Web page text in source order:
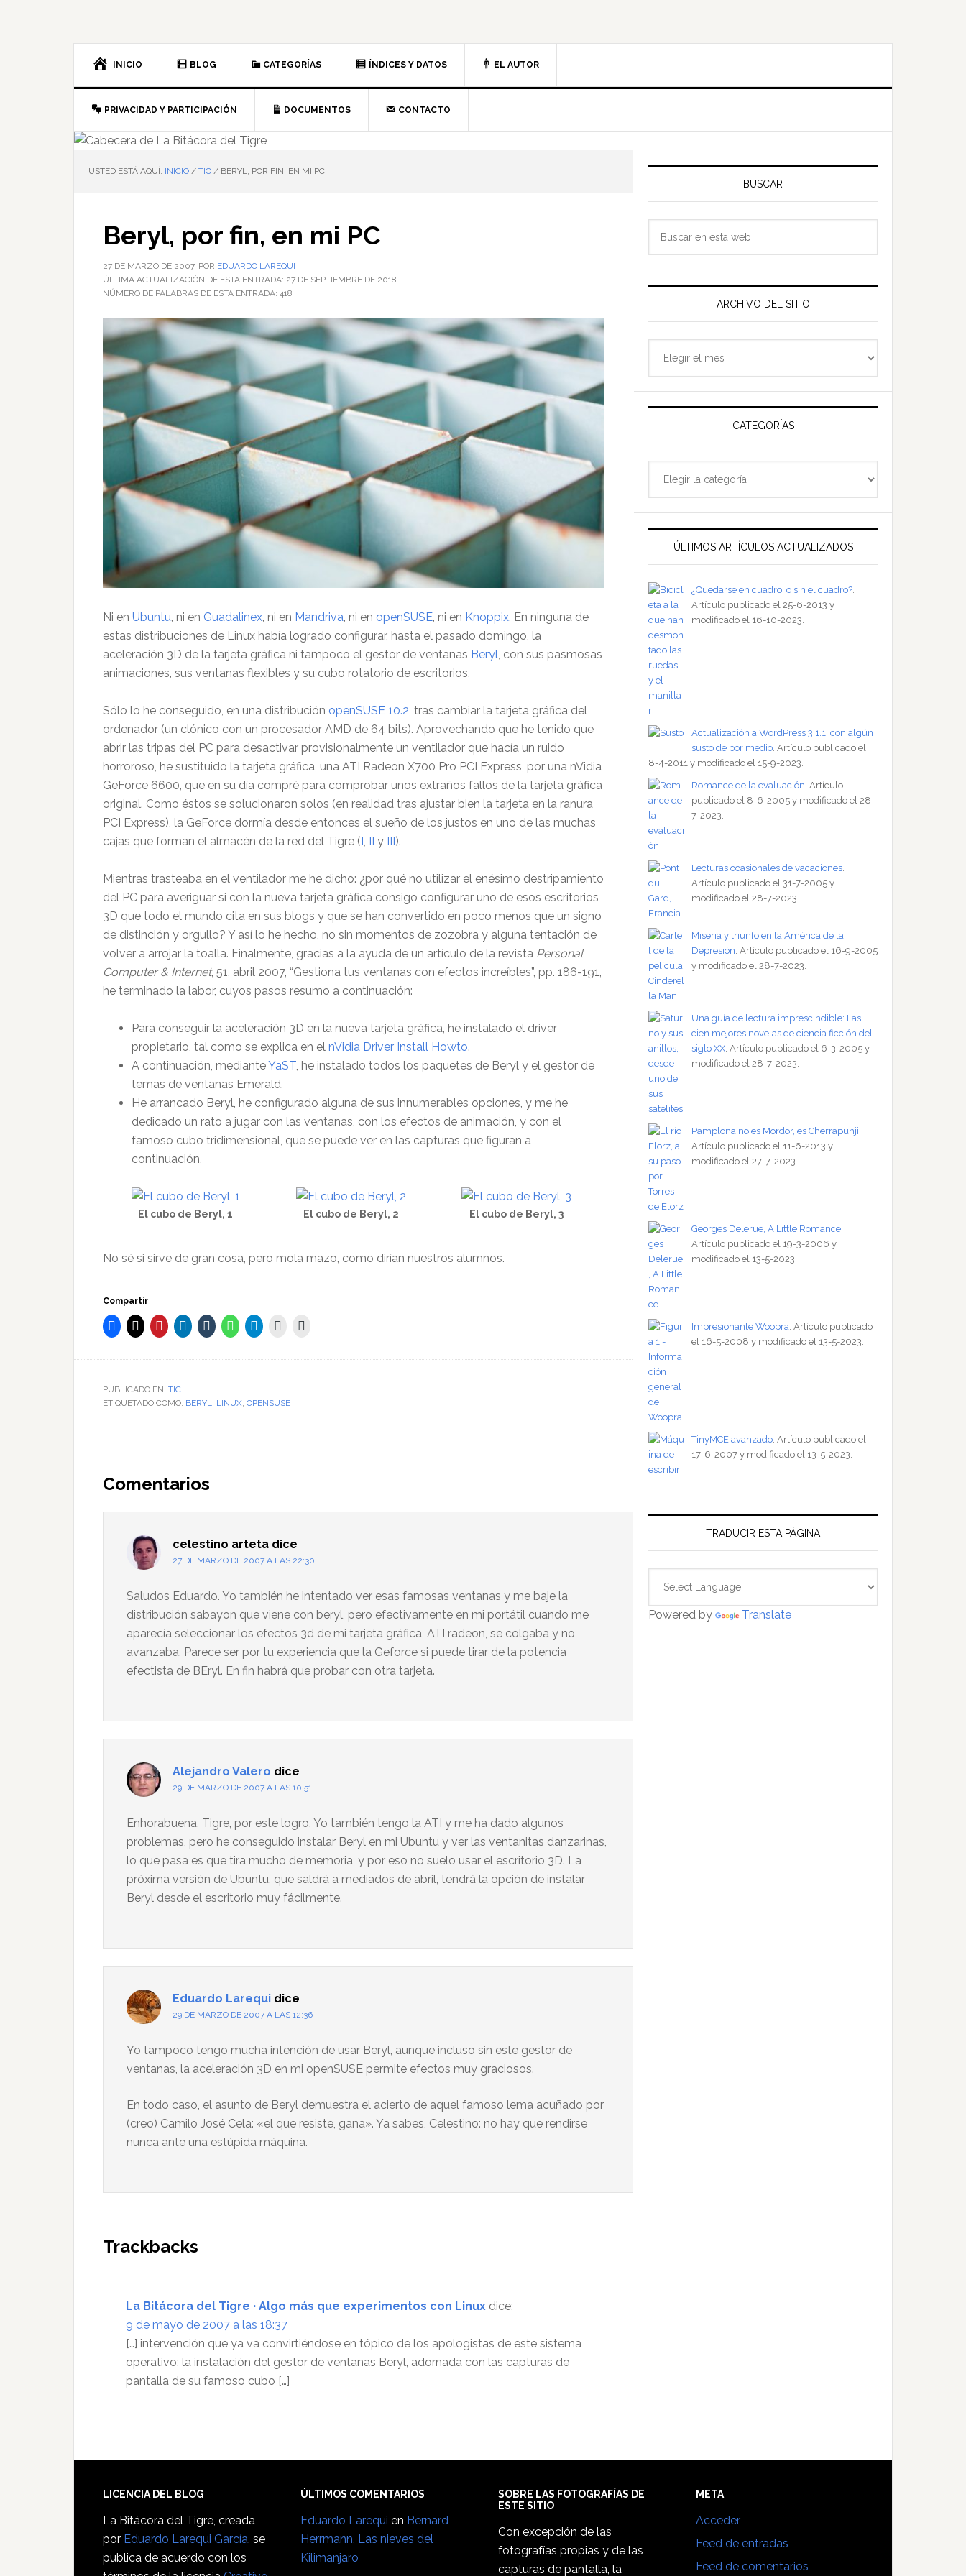
INICIO BLOG CATEGORÍAS ÍNDICES Y DATOS EL AUTOR
PRIVACIDAD Y PARTICIPACIÓN DOCUMENTOS CONTACTO
USTED ESTÁ AQUÍ: INICIO / TIC / BERYL, POR FIN, EN MI PC
Beryl, por fin, en mi PC
27 DE MARZO DE 2007, POR EDUARDO LAREQUI
ÚLTIMA ACTUALIZACIÓN DE ESTA ENTRADA: 27 DE SEPTIEMBRE DE 2018
NÚMERO DE PALABRAS DE ESTA ENTRADA: 418
Ni en Ubuntu, ni en Guadalinex, ni en Mandriva, ni en openSUSE, ni en Knoppix. En ninguna de
estas distribuciones de Linux había logrado configurar, hasta el pasado domingo, la
aceleración 3D de la tarjeta gráfica ni tampoco el gestor de ventanas Beryl, con sus pasmosas
animaciones, sus ventanas flexibles y su cubo rotatorio de escritorios.
Sólo lo he conseguido, en una distribución openSUSE 10.2, tras cambiar la tarjeta gráfica del
ordenador (un clónico con un procesador AMD de 64 bits). Aprovechando que he tenido que
abrir las tripas del PC para desactivar provisionalmente un ventilador que hacía un ruido
horroroso, he sustituido la tarjeta gráfica, una ATI Radeon X700 Pro PCI Express, por una nVidia
GeForce 6600, que en su día compré para comprobar unos extraños fallos de la tarjeta gráfica
original. Como éstos se solucionaron solos (en realidad tras ajustar bien la tarjeta en la ranura
PCI Express), la GeForce dormía desde entonces el sueño de los justos en uno de las muchas
cajas que forman el almacén de la red del Tigre ( , y ).
Mientras trasteaba en el ventilador me he dicho: ¿por qué no utilizar el enésimo destripamiento
del PC para averiguar si con la nueva tarjeta gráfica consigo configurar uno de esos escritorios
3D que todo el mundo cita en sus blogs y que se han convertido en poco menos que un signo
de distinción y orgullo? Y así lo he hecho, no sin momentos de zozobra y alguna tentación de
volver a arrojar la toalla. Finalmente, gracias a la ayuda de un artículo de la revista Personal
Computer & Internet, 51, abril 2007, “Gestiona tus ventanas con efectos increíbles”, pp. 186-191,
he terminado la labor, cuyos pasos resumo a continuación:
Para conseguir la aceleración 3D en la nueva tarjeta gráfica, he instalado el driver
propietario, tal como se explica en el nVidia Driver Install Howto.
A continuación, medianteYaST, he instalado todos los paquetes de Beryl y el gestor de
temas de ventanas Emerald.
He arrancado Beryl, he configurado alguna de sus innumerables opciones, y me he
dedicado un rato a jugar con las ventanas, con los efectos de animación, y con el
famoso cubo tridimensional, que se puede ver en las capturas que figuran a
continuación.
El cubo de Beryl, 1 El cubo de Beryl, 2 El cubo de Beryl, 3
No sé si sirve de gran cosa, pero mola mazo, como dirían nuestros alumnos.
Compartir
PUBLICADO EN: TIC
ETIQUETADO COMO: BERYL, LINUX, OPENSUSE
con
los
lectores
Comentarios
celestino arteta dice
27 DE MARZO DE 2007 A LAS 22:30
Saludos Eduardo. Yo también he intentado ver esas famosas ventanas y me baje la
distribución sabayon que viene con beryl, pero efectivamente en mi portátil cuando me
aparecía seleccionar los efectos 3d de mi tarjeta gráfica, ATI radeon, se colgaba y no
avanzaba. Parece ser por tu experiencia que la Geforce si puede tirar de la potencia
efectista de BEryl. En fin habrá que probar con otra tarjeta.
Alejandro Valero dice
29 DE MARZO DE 2007 A LAS 10:51
Enhorabuena, Tigre, por este logro. Yo también tengo la ATI y me ha dado algunos
problemas, pero he conseguido instalar Beryl en mi Ubuntu y ver las ventanitas danzarinas,
lo que pasa es que tira mucho de memoria, y por eso no suelo usar el escritorio 3D. La
próxima versión de Ubuntu, que saldrá a mediados de abril, tendrá la opción de instalar
Beryl desde el escritorio muy fácilmente.
Eduardo Larequi dice
29 DE MARZO DE 2007 A LAS 12:36
Yo tampoco tengo mucha intención de usar Beryl, aunque incluso sin este gestor de
ventanas, la aceleración 3D en mi openSUSE permite efectos muy graciosos.
En todo caso, el asunto de Beryl demuestra el acierto de aquel famoso lema acuñado por
(creo) Camilo José Cela: «el que resiste, gana». Ya sabes, Celestino: no hay que rendirse
nunca ante una estúpida máquina.
Trackbacks
La Bitácora del Tigre · Algo más que experimentos con Linux dice:
9 de mayo de 2007 a las 18:37
[…] intervención que ya va convirtiéndose en tópico de los apologistas de este sistema
operativo: la instalación del gestor de ventanas Beryl, adornada con las capturas de
pantalla de su famoso cubo […]
Barra
principal
BUSCAR
web
ARCHIVO DEL SITIO
CATEGORÍAS
ÚLTIMOS ARTÍCULOS ACTUALIZADOS
¿Quedarse en cuadro, o sin el cuadro?
Artículo publicado el 25-6-2013 y
modificado el 16-10-2023.
Actualización a WordPress 3.1.1, con algún
susto de por medio . Artículo publicado el
8-4-2011 y modificado el 15-9-2023.
Romance de la evaluación . Artículo
publicado el 8-6-2005 y modificado el 28-
7-2023.
Lecturas ocasionales de vacaciones
Artículo publicado el 31-7-2005 y
modificado el 28-7-2023.
Miseria y triunfo en la América de la
Depresión . Artículo publicado el 16-9-2005
y modificado el 28-7-2023.
Una guía de lectura imprescindible: Las
cien mejores novelas de ciencia ficción del
siglo XX . Artículo publicado el 6-3-2005 y
modificado el 28-7-2023.
Pamplona no es Mordor, es Cherrapunji
Artículo publicado el 11-6-2013 y
modificado el 27-7-2023.
Georges Delerue, A Little Romance
Artículo publicado el 19-3-2006 y
modificado el 13-5-2023.
Impresionante Woopra . Artículo publicado
el 16-5-2008 y modificado el 13-5-2023.
TinyMCE avanzado . Artículo publicado el
17-6-2007 y modificado el 13-5-2023.
TRADUCIR ESTA PÁGINA
Powered by Translate
Footer
LICENCIA DEL BLOG
La Bitácora del Tigre, creada
por Eduardo Larequi García, se
publica de acuerdo con los
ÚLTIMOS COMENTARIOS
Eduardo Larequi en Bernard
Herrmann, Las nieves del
Kilimanjaro
SOBRE LAS FOTOGRAFÍAS DE
ESTE SITIO
Con excepción de las
fotografías propias y de las
capturas de pantalla, la
META
Acceder
Feed de entradas
Feed de comentarios